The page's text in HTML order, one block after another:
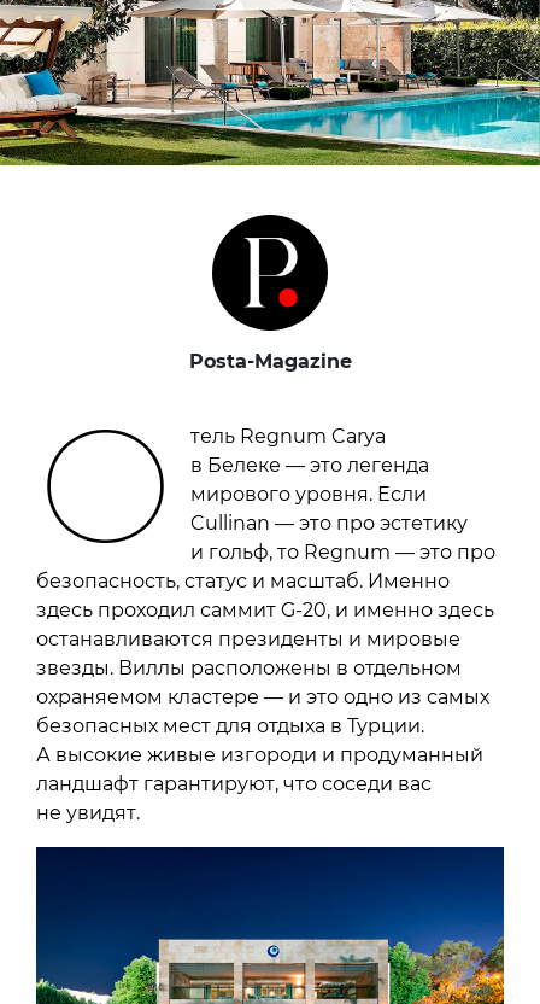
Posta-Magazine
О
тель Regnum Carya
в Белеке — это легенда
мирового уровня. Если
Cullinan — это про эстетику
и гольф, то Regnum — это про
безопасность, статус и масштаб. Именно
здесь проходил саммит G-20, и именно здесь
останавливаются президенты и мировые
звезды. Виллы расположены в отдельном
охраняемом кластере — и это одно из самых
безопасных мест для отдыха в Турции.
А высокие живые изгороди и продуманный
ландшафт гарантируют, что соседи вас
не увидят.